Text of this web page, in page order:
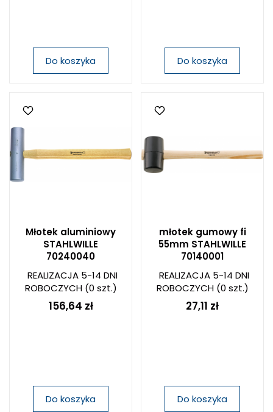
Do koszyka Do koszyka
Młotek aluminiowy
STAHLWILLE
70240040
REALIZACJA 5-14 DNI
ROBOCZYCH(0 szt.)
156,64 zł
Do koszyka
młotek gumowy fi
55mm STAHLWILLE
70140001
REALIZACJA 5-14 DNI
ROBOCZYCH(0 szt.)
27,11 zł
Do koszyka